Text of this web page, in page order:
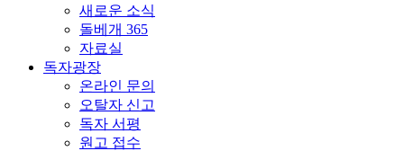
새로운 소식
돌베개 365
자료실
독자광장
온라인 문의
오탈자 신고
독자 서평
원고 접수